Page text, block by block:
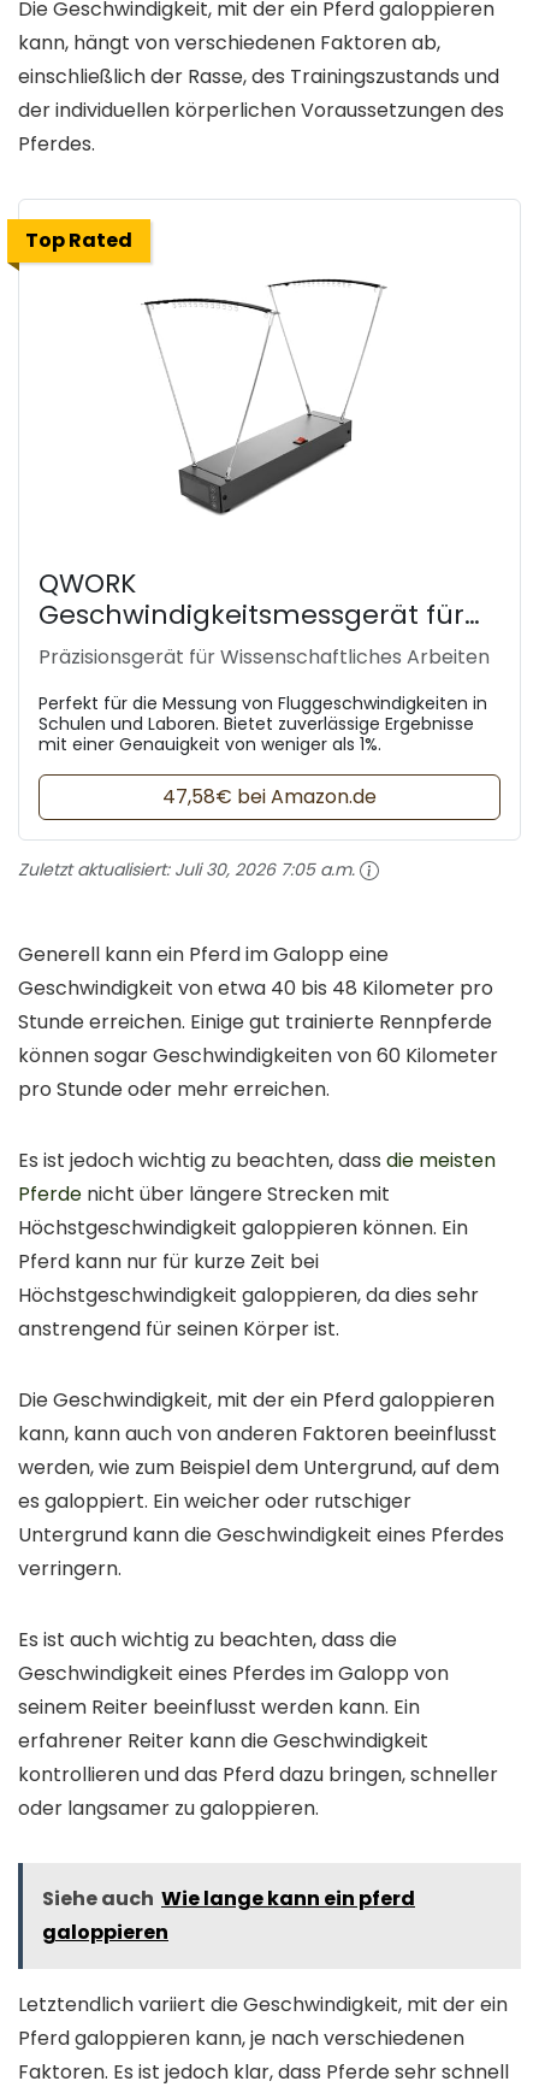
Die Geschwindigkeit, mit der ein Pferd galoppieren
kann, hängt von verschiedenen Faktoren ab,
einschließlich der Rasse, des Trainingszustands und
der individuellen körperlichen Voraussetzungen des
Pferdes.
Top Rated
QWORK
Geschwindigkeitsmessgerät für
Experimente
Präzisionsgerät für Wissenschaftliches Arbeiten
Perfekt für die Messung von Fluggeschwindigkeiten in
Schulen und Laboren. Bietet zuverlässige Ergebnisse
mit einer Genauigkeit von weniger als 1%.
47,58€ bei Amazon.de
Zuletzt aktualisiert: Juli 30, 2026 7:05 a.m.
Generell kann ein Pferd im Galopp eine
Geschwindigkeit von etwa 40 bis 48 Kilometer pro
Stunde erreichen. Einige gut trainierte Rennpferde
können sogar Geschwindigkeiten von 60 Kilometer
pro Stunde oder mehr erreichen.
Es ist jedoch wichtig zu beachten, dass die meisten
Pferde nicht über längere Strecken mit
Höchstgeschwindigkeit galoppieren können. Ein
Pferd kann nur für kurze Zeit bei
Höchstgeschwindigkeit galoppieren, da dies sehr
anstrengend für seinen Körper ist.
Die Geschwindigkeit, mit der ein Pferd galoppieren
kann, kann auch von anderen Faktoren beeinflusst
werden, wie zum Beispiel dem Untergrund, auf dem
es galoppiert. Ein weicher oder rutschiger
Untergrund kann die Geschwindigkeit eines Pferdes
verringern.
Es ist auch wichtig zu beachten, dass die
Geschwindigkeit eines Pferdes im Galopp von
seinem Reiter beeinflusst werden kann. Ein
erfahrener Reiter kann die Geschwindigkeit
kontrollieren und das Pferd dazu bringen, schneller
oder langsamer zu galoppieren.
Siehe auch Wie lange kann ein pferd
galoppieren
Letztendlich variiert die Geschwindigkeit, mit der ein
Pferd galoppieren kann, je nach verschiedenen
Faktoren. Es ist jedoch klar, dass Pferde sehr schnell